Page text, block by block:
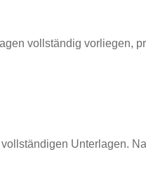
vollständig vorliegen,
Unterlagen.